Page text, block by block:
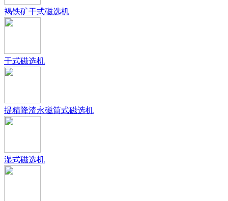
褐铁矿干式磁选机
干式磁选机
提精降渣永磁筒式磁选机
湿式磁选机